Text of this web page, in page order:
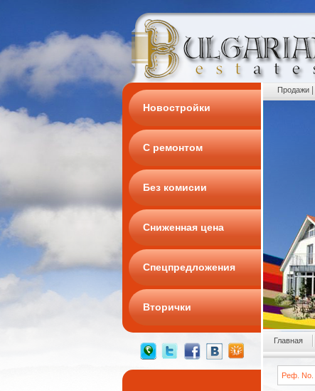
Новостройки
С ремонтом
Без комисии
Сниженная цена
Спецпредложения
Вторички
Продажи
Главная